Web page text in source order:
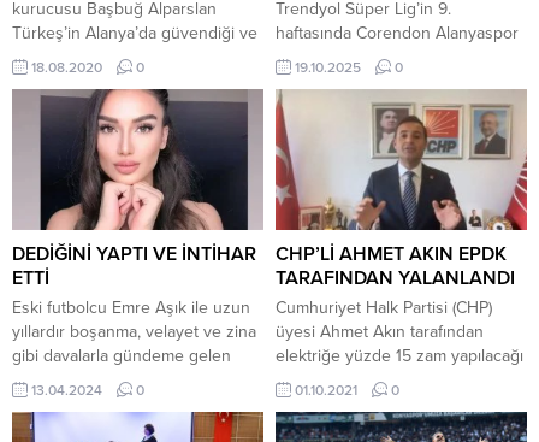
kurucusu Başbuğ Alparslan
Türkeş’in Alanya’da güvendiği ve
sevdiği isim Milliyetçi Hareket
Partisi Alanya İlçe Örgütünün
kurucusu Fevzi Taşdemir hayatını
kaybetti. Geçtiğimiz günlerde
Milliyetçi Hareket Partisi Alanya
İlçe Başkanı Mustafa
Türkdoğan’ın 23.dönem
milletvekilli Hüseyin Yıldız ile
birlikte ziyaret ederek şükran
plaketi sunduğu Fevzi Taşdemir
yaşlılığa bağlı çoklu...
18.08.2020 0
Trendyol Süper Lig’in 9.
haftasında Corendon Alanyaspor
ile Göztepe karşı karşıya geldi.
Alanya Oba Stadyumu’nda
oynanan mücadelenin ilk
yarısında gol sesi çıkmadı.
Sessizliği bozan isim 83. dakikada
Ümit Akdağ oldu. 22 yaşındaki
oyuncu eski takımı Göztepe’ye
karşı attığı golden sonra
sevinmedi. Maçın kalan
bölümünde gol sesi çıkmadı ve
Alanyaspor maçı...
19.10.2025 0
DEDİĞİNİ YAPTI VE İNTİHAR
ETTİ
Eski futbolcu Emre Aşık ile uzun
yıllardır boşanma, velayet ve zina
gibi davalarla gündeme gelen
Yağmur Sarnıç, bir video
paylaşarak canına kıyacağını
söylemişti. Sosyal medya
13.04.2024 0
CHP’Lİ AHMET AKIN EPDK
TARAFINDAN YALANLANDI
Cumhuriyet Halk Partisi (CHP)
üyesi Ahmet Akın tarafından
elektriğe yüzde 15 zam yapılacağı
iddiası sosyal medya
üzerinden ortaya atıldı. Sosyal
medyada zam iddiaları gündemin
01.10.2021 0